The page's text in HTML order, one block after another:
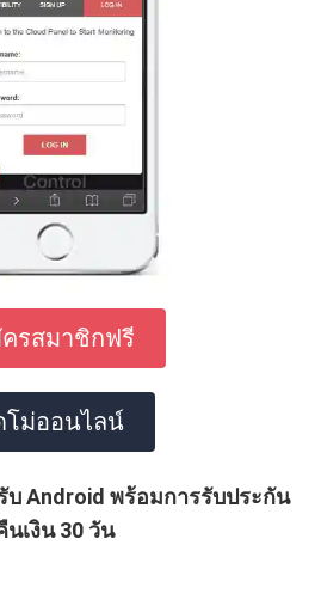
รสมาชิกฟรี
โม่ออนไลน์
บ Android พร้อมการรับประกัน
นเงิน 30 วัน